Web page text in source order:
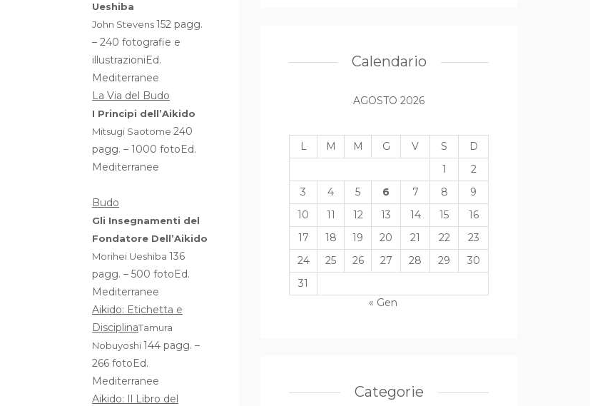
Ueshiba
John Stevens152 pagg.
– 240 fotografie e
illustrazioniEd.
Mediterranee
La Via del Budo
I Principi dell’Aikido
Mitsugi Saotome 240
pagg. – 1000 fotoEd.
Mediterranee
Budo
Gli Insegnamenti del
Fondatore Dell’Aikido
Morihei Ueshiba 136
pagg. – 500 fotoEd.
Mediterranee
Aikido: Etichetta e
DisciplinaTamura
Nobuyoshi144 pagg. –
266 fotoEd.
Mediterranee
Aikido: Il Libro del
Calendario
AGOSTO 2026
L M M G V S
D
1
2
3
4 5 6 7 8
9
10
11 12 13 14 15
16
17
18 19 20 21 22
23
24
25 26 27 28 29
30
31
« Gen
Categorie